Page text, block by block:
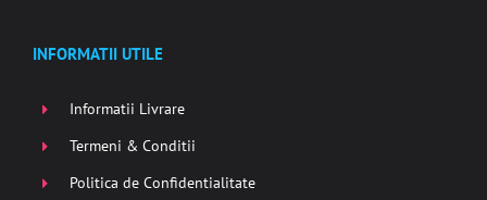
INFORMATII UTILE
Informatii Livrare
Termeni & Conditii
Politica de Confidentialitate